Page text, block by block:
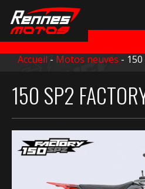
Accueil - Motos neuves - 150
150 SP2